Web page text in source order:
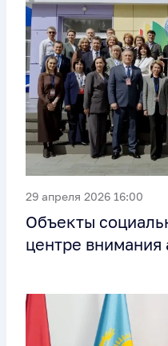
29 апреля 2026 16:00
Объекты
центре внимания